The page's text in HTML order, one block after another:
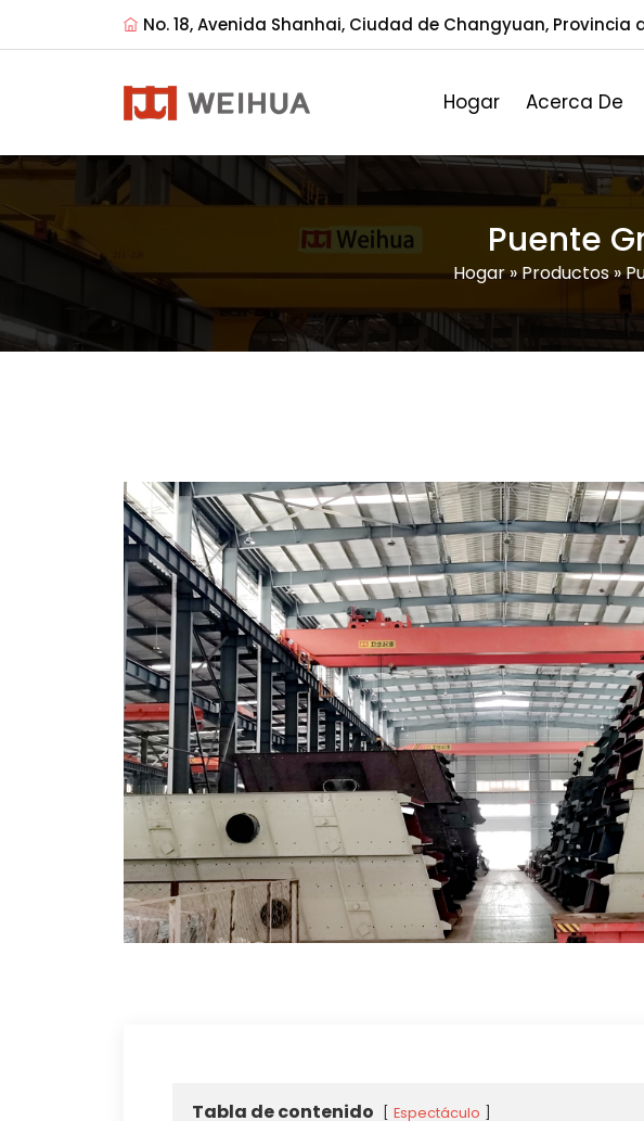
No. 18, Avenida Shanhai, Ciudad de Changyuan, Provincia
Hogar Acerca De
Puente
Hogar» Productos»
Tabla de contenido Espectáculo